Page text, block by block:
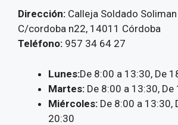
Dirección: Calleja Soldado Soliman
C/cordoba n22, 14011 Córdoba
Teléfono: 957 34 64 27
Lunes:De 8:00 a 13:30, De
Martes: De 8:00 a 13:30,
Miércoles: De 8:00 a 13:30,
20:30